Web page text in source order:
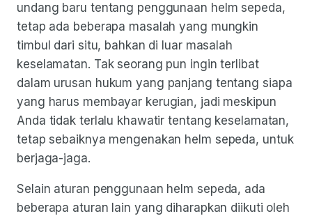
undang baru tentang penggunaan helm sepeda,
tetap ada beberapa masalah yang mungkin
timbul dari situ, bahkan di luar masalah
keselamatan. Tak seorang pun ingin terlibat
dalam urusan hukum yang panjang tentang siapa
yang harus membayar kerugian, jadi meskipun
Anda tidak terlalu khawatir tentang keselamatan,
tetap sebaiknya mengenakan helm sepeda, untuk
berjaga-jaga.
Selain aturan penggunaan helm sepeda, ada
beberapa aturan lain yang diharapkan diikuti oleh